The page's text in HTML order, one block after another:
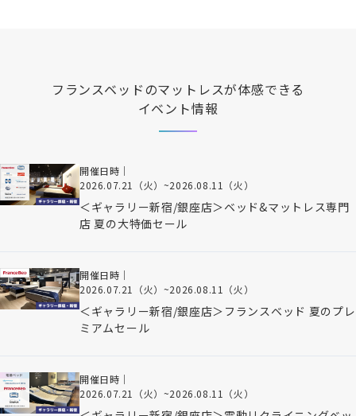
フランスベッド のマットレスが体感できる
イベント情報
開催日時｜
2026.07.21（火） ~2026.08.11（火）
＜ギャラリー新宿/銀座店＞ベッド&マットレス専門
店 夏の大特価セール
開催日時｜
2026.07.21（火） ~2026.08.11（火）
＜ギャラリー新宿/銀座店＞フランスベッド 夏のプレ
ミアムセール
開催日時｜
2026.07.21（火） ~2026.08.11（火）